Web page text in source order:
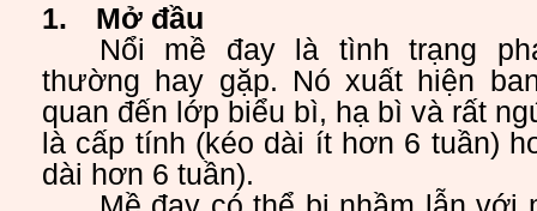
1.
Mở đầu
Nổi mề đay là tình trạng
thường hay gặp. Nó xuất hiện
quan đến lớp biểu bì, hạ bì và rất
là cấp tính (kéo dài ít hơn 6 tuần)
dài hơn 6 tuần).